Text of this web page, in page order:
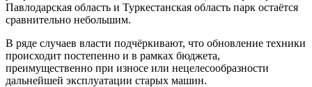
Павлодарская область и Туркестанская область парк остаётся
сравнительно небольшим.
В ряде случаев власти подчёркивают, что обновление техники
происходит постепенно и в рамках бюджета,
преимущественно при износе или нецелесообразности
дальнейшей эксплуатации старых машин.